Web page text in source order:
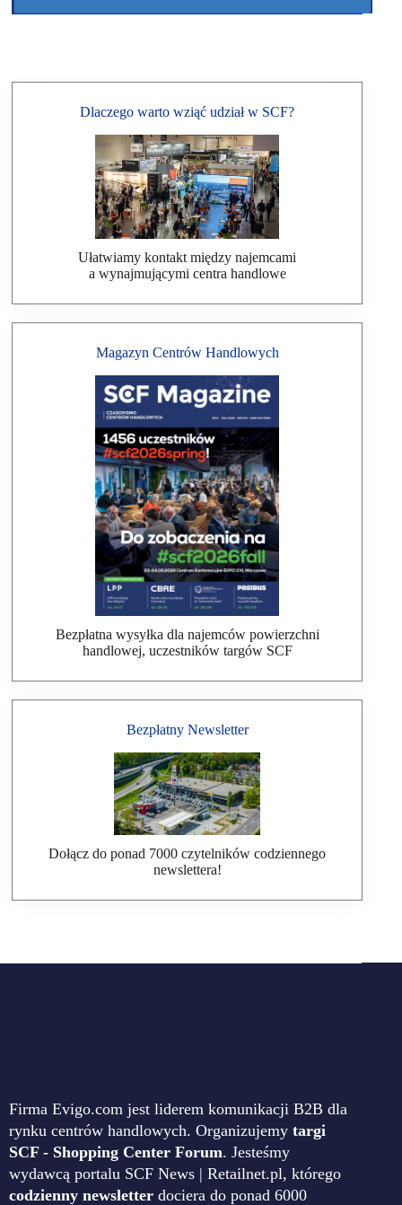
Dlaczego warto wziąć udział w SCF?
Ułatwiamy kontakt między najemcami
a wynajmującymi centra handlowe
Magazyn Centrów Handlowych
Bezpłatna wysyłka dla najemców powierzchni
handlowej, uczestników targów SCF
Bezpłatny Newsletter
Dołącz do ponad 7000 czytelników codziennego
newslettera!
Firma Evigo.com jest liderem komunikacji B2B dla
rynku centrów handlowych. Organizujemy targi
SCF - Shopping Center Forum. Jesteśmy
wydawcą portalu SCF News | Retailnet.pl, którego
codzienny newsletter dociera do ponad 6000